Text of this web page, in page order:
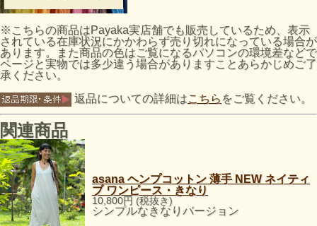
※こちらの商品はPayaka実店舗でも販売しているため、表示
されている在庫状況にかかわらず売り切れになっている場合が
あります。また商品の色はご覧になるパソコンの環境差などで
ページと実物では多少違う場合がありますことあらかじめご了
承ください。
返品についての詳細はこちら をご覧ください。
関連商品
asana ヘンプコットン 薄手 NEW ネイティ
ブ ワンピース・きなり
10,800円 (税抜き)
シンプルなきなりバージョン